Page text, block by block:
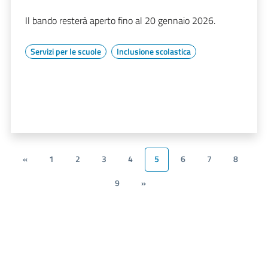
Il bando resterà aperto fino al 20 gennaio 2026.
Servizi per le scuole Inclusione scolastica
« 1 2 3 4 5 6 7
8
9
»